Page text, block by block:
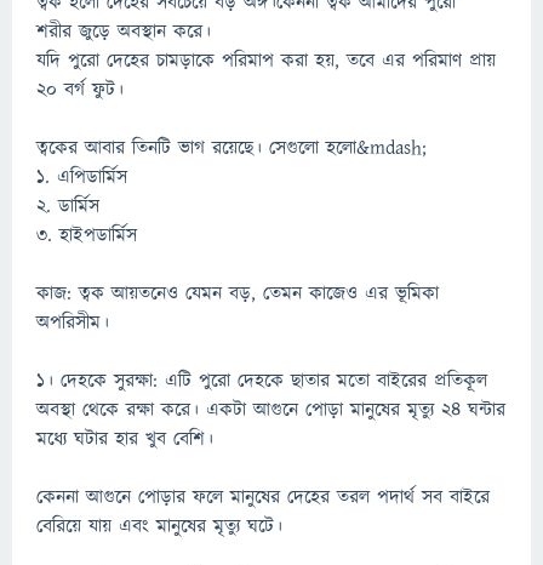
শরীর জুড়ে অবস্থান করে।
যদি পুরো দেহের চামড়াকে পরিমাপ করা হয়, তবে এর পরিমাণ প্রায়
২০ বর্গ ফুট।
ত্বকের আবার তিনটি ভাগ রয়েছে। সেগুলো হলো&mdash;
১. এপিডার্মিস
২. ডার্মিস
৩. হাইপডার্মিস
কাজ: ত্বক আয়তনেও যেমন বড়, তেমন কাজেও এর ভূমিকা
অপরিসীম।
১। দেহকে সুরক্ষা: এটি পুরো দেহকে ছাতার মতো বাইরের প্রতিকূল
অবস্থা থেকে রক্ষা করে। একটা আগুনে পোড়া মানুষের মৃত্যু ২৪ ঘন্টার
মধ্যে ঘটার হার খুব বেশি।
কেননা আগুনে পোড়ার ফলে মানুষের দেহের তরল পদার্থ সব বাইরে
বেরিয়ে যায় এবং মানুষের মৃত্যু ঘটে।